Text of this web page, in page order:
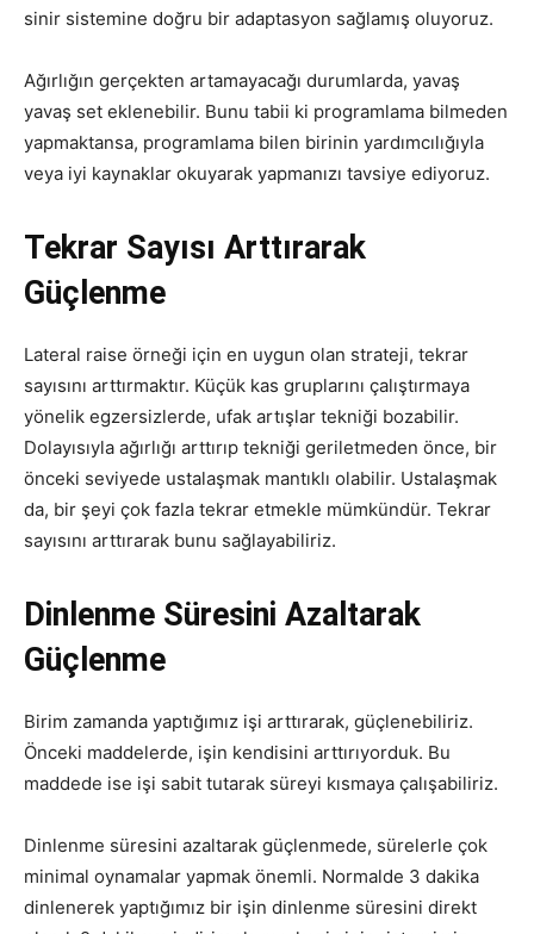
sinir sistemine doğru bir adaptasyon sağlamış oluyoruz.
Ağırlığın gerçekten artamayacağı durumlarda, yavaş
yavaş set eklenebilir. Bunu tabii ki programlama bilmeden
yapmaktansa, programlama bilen birinin yardımcılığıyla
veya iyi kaynaklar okuyarak yapmanızı tavsiye ediyoruz.
Tekrar Sayısı Arttırarak
Güçlenme
Lateral raise örneği için en uygun olan strateji, tekrar
sayısını arttırmaktır. Küçük kas gruplarını çalıştırmaya
yönelik egzersizlerde, ufak artışlar tekniği bozabilir.
Dolayısıyla ağırlığı arttırıp tekniği geriletmeden önce, bir
önceki seviyede ustalaşmak mantıklı olabilir. Ustalaşmak
da, bir şeyi çok fazla tekrar etmekle mümkündür. Tekrar
sayısını arttırarak bunu sağlayabiliriz.
Dinlenme Süresini Azaltarak
Güçlenme
Birim zamanda yaptığımız işi arttırarak, güçlenebiliriz.
Önceki maddelerde, işin kendisini arttırıyorduk. Bu
maddede ise işi sabit tutarak süreyi kısmaya çalışabiliriz.
Dinlenme süresini azaltarak güçlenmede, sürelerle çok
minimal oynamalar yapmak önemli. Normalde 3 dakika
dinlenerek yaptığımız bir işin dinlenme süresini direkt